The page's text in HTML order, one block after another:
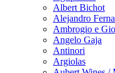
Albert Bichot
Alejandro
Ambrogio e
Angelo Gaja
Antinori
Argiolas